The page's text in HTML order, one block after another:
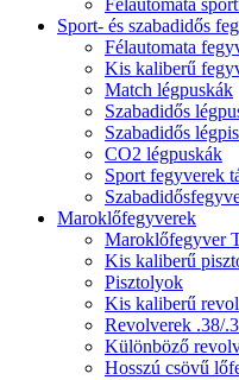
Sport- és szabadidős
Félautomata
Kis kaliberű
Match légpuskák
Szabadidős
Szabadidős
CO2 légpuskák
Sport fegyverek
Maroklőfegyverek
Maroklőfegyver
Kis kaliberű
Pisztolyok
Kis kaliberű
Revolverek .38/
Különböző
Hosszú csövű